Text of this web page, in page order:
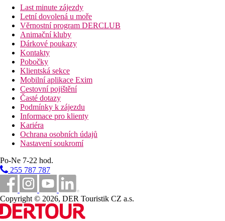
Last minute zájezdy
Letní dovolená u moře
Věrnostní program DERCLUB
Animační kluby
Dárkové poukazy
Kontakty
Pobočky
Klientská sekce
Mobilní aplikace Exim
Cestovní pojištění
Časté dotazy
Podmínky k zájezdu
Informace pro klienty
Kariéra
Ochrana osobních údajů
Nastavení soukromí
Po-Ne 7-22 hod.
255 787 787
Copyright © 2026, DER Touristik CZ a.s.